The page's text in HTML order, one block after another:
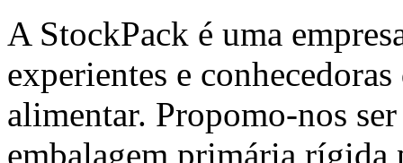
A StockPack é uma
experientes e
alimentar. Propomo-nos
embalagem primária rígida